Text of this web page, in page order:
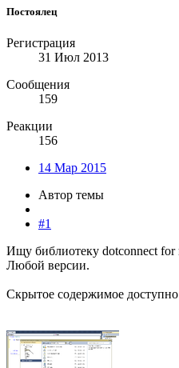
Постоялец
Регистрация
31 Июл 2013
Сообщения
159
Реакции
156
14 Мар 2015
Автор темы
#1
Ищу библиотеку dotconnect for
Любой версии.
Скрытое содержимое доступно